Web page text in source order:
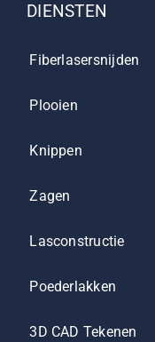
DIENSTEN
Fiberlasersnijden
Plooien
Knippen
Zagen
Lasconstructie
Poederlakken
3D CAD Tekenen